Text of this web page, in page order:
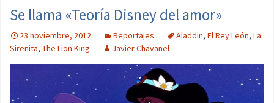
Se llama «Teoría Disney del amor»
23 noviembre, 2012 Reportajes Aladdin, El Rey León, La
Sirenita, The Lion King Javier Chavanel